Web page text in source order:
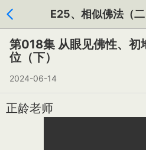
E25、相似佛法（二
第018集 从眼见佛性、初
位（下）
2024-06-14
正龄老师